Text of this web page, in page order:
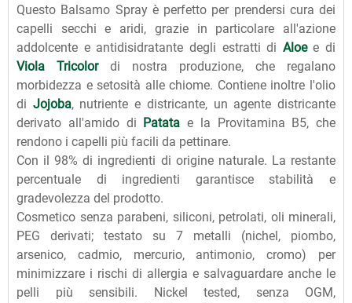
Questo Balsamo Spray è perfetto per prendersi cura dei
capelli secchi e aridi, grazie in particolare all'azione
addolcente e antidisidratante degli estratti di Aloee di
Viola Tricolordi nostra produzione, che regalano
morbidezza e setosità alle chiome. Contiene inoltre l'olio
di Jojoba, nutriente e districante, un agente districante
derivato all'amido di
Patata e la Provitamina B5, che
rendono i capelli più facili da pettinare.
Con il 98% di ingredienti di origine naturale. La restante
percentuale di ingredienti garantisce stabilità e
gradevolezza del prodotto.
Cosmetico senza parabeni, siliconi, petrolati, oli minerali,
PEG derivati; testato su 7 metalli (nichel, piombo,
arsenico, cadmio, mercurio, antimonio, cromo) per
minimizzare i rischi di allergia e salvaguardare anche le
pelli più sensibili. Nickel tested, senza OGM,